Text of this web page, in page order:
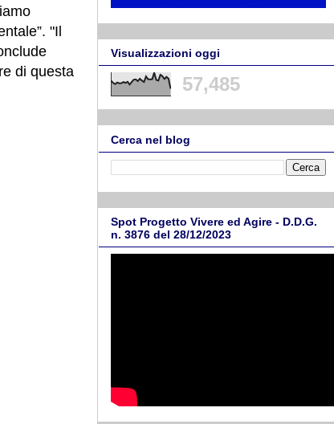
"Il
di questa
Visualizzazioni oggi
57,485
Cerca nel blog
Spot Progetto Vivere ed Agire - D.D.G.
n. 3876 del 28/12/2023